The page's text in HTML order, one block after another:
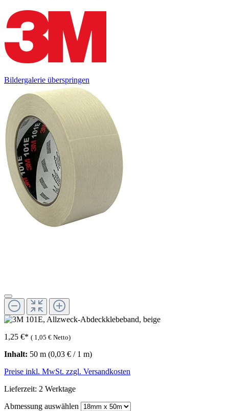
Bildergalerie überspringen
1,25 €* ( 1,05 € Netto)
Inhalt: 50 m (0,03 € / 1 m)
Preise inkl. MwSt. zzgl. Versandkosten
Lieferzeit: 2 Werktage
Abmessung auswählen